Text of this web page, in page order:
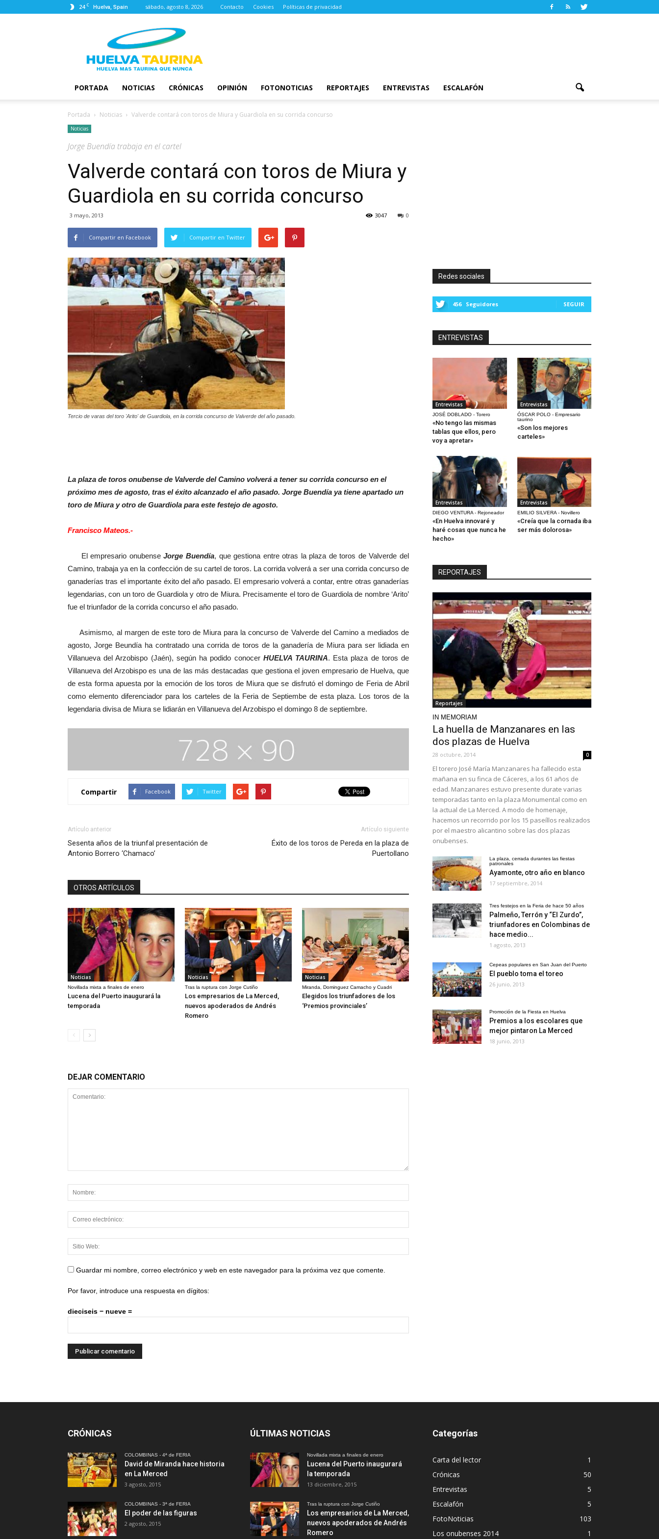
24 C Huelva, Spain sábado, agosto 8, 2026 Contacto Cookies Políticas de privacidad
Taurina
PORTADA NOTICIAS CRÓNICAS OPINIÓN FOTONOTICIAS REPORTAJES ENTREVISTAS ESCALAFÓN
Portada Noticias Valverde contará con toros de Miura y Guardiola en su corrida concurso
Noticias
Jorge Buendía trabaja en el cartel
Valverde contará con toros de Miura y
Guardiola en su corrida concurso
3 mayo, 2013 0
3047
Compartir en Facebook Compartir en Twitter
Tercio de varas del toro 'Arito' de Guardiola, en la corrida concurso de Valverde del año pasado.
La plaza de toros onubense de Valverde del Camino volverá a tener su corrida concurso en el
próximo mes de agosto, tras el éxito alcanzado el año pasado. Jorge Buendía ya tiene apartado un
toro de Miura y otro de Guardiola para este festejo de agosto.
Francisco Mateos.-
El empresario onubenseJorge Buendía, que gestiona entre otras la plaza de toros de Valverde del
Camino, trabaja ya en la confección de su cartel de toros. La corrida volverá a ser una corrida concurso de
ganaderías tras el importante éxito del año pasado. El empresario volverá a contar, entre otras ganaderías
legendarias, con un toro de Guardiola y otro de Miura. Precisamente el toro de Guardiola de nombre ‘Arito’
fue el triunfador de la corrida concurso el año pasado.
Asimismo, al margen de este toro de Miura para la concurso de Valverde del Camino a mediados de
agosto, Jorge Beundía ha contratado una corrida de toros de la ganadería de Miura para ser lidiada en
Villanueva del Arzobispo (Jaén), según ha podido conocer HUELVA TAURINA. Esta plaza de toros de
Villanueva del Arzobispo es una de las más destacadas que gestiona el joven empresario de Huelva, que
de esta forma apuesta por la emoción de los toros de Miura que se disfrutó el domingo de Feria de Abril
como elemento diferenciador para los carteles de la Feria de Septiembe de esta plaza. Los toros de la
legendaria divisa de Miura se lidiarán en Villanueva del Arzobispo el domingo 8 de septiembre.
Compartir Facebook Twitter
Artículo anterior
Sesenta años de la triunfal presentación de
Antonio Borrero ‘Chamaco’
Artículo siguiente
Éxito de los toros de Pereda en la plaza de
Puertollano
OTROS ARTÍCULOS
Noticias
Novillada mixta a finales de enero
Lucena del Puerto inaugurará la
temporada
Noticias
Tras la ruptura con Jorge Cutiño
Los empresarios de La Merced,
nuevos apoderados de Andrés
Romero
Noticias
Miranda, Dominguez Camacho y Cuadri
Elegidos los triunfadores de los
‘Premios provinciales’
DEJAR COMENTARIO
Guardar mi nombre, correo electrónico y web en este navegador para la próxima vez que comente.
Por favor, introduce una respuesta en dígitos:
dieciseis − nueve =
Redes sociales
456 Seguidores SEGUIR
ENTREVISTAS
Entrevistas
JOSÉ DOBLADO - Torero
«No tengo las mismas
tablas que ellos, pero
voy a apretar»
Entrevistas
ÓSCAR POLO - Empresario
taurino
«Son los mejores
carteles»
Entrevistas
DIEGO VENTURA - Rejoneador
«En Huelva innovaré y
haré cosas que nunca he
hecho»
Entrevistas
EMILIO SILVERA - Novillero
«Creía que la cornada iba
ser más dolorosa»
REPORTAJES
Reportajes
IN MEMORIAM
La huella de Manzanares en las
dos plazas de Huelva
28 octubre, 2014 0
El torero José María Manzanares ha fallecido esta
mañana en su finca de Cáceres, a los 61 años de
edad. Manzanares estuvo presente durate varias
temporadas tanto en la plaza Monumental como en
la actual de La Merced. A modo de homenaje,
hacemos un recorrido por los 15 paseíllos realizados
por el maestro alicantino sobre las dos plazas
onubenses.
La plaza, cerrada durantes las fiestas
patronales
Ayamonte, otro año en blanco
17 septiembre, 2014
Tres festejos en la Feria de hace 50 años
Palmeño, Terrón y “El Zurdo”,
triunfadores en Colombinas de
hace medio...
1 agosto, 2013
Cepeas populares en San Juan del Puerto
El pueblo toma el toreo
26 junio, 2013
Promoción de la Fiesta en Huelva
Premios a los escolares que
mejor pintaron La Merced
18 junio, 2013
CRÓNICAS
COLOMBINAS - 4ª de FERIA
David de Miranda hace historia
en La Merced
3 agosto, 2015
COLOMBINAS - 3ª de FERIA
El poder de las figuras
2 agosto, 2015
ÚLTIMAS NOTICIAS
Novillada mixta a finales de enero
Lucena del Puerto inaugurará
la temporada
13 diciembre, 2015
Tras la ruptura con Jorge Cutiño
Los empresarios de La Merced,
nuevos apoderados de Andrés
Romero
Categorías
Carta del lector
1
Crónicas
50
Entrevistas
5
Escalafón
5
FotoNoticias
103
Los onubenses 2014
1